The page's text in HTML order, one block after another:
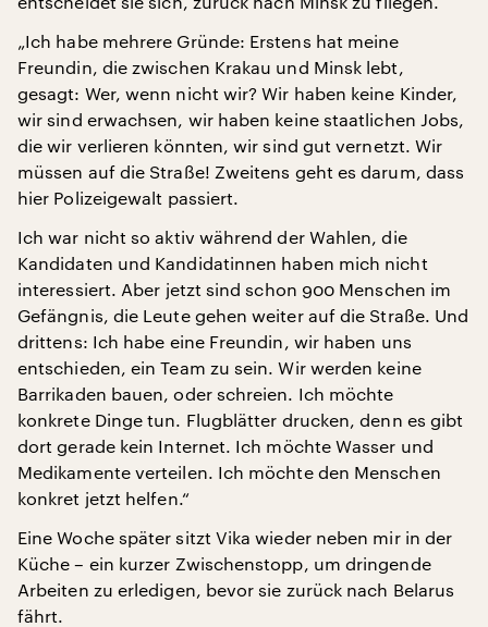
„Ich habe mehrere Gründe: Erstens hat meine
Freundin, die zwischen Krakau und Minsk lebt,
gesagt: Wer, wenn nicht wir? Wir haben keine Kinder,
wir sind erwachsen, wir haben keine staatlichen Jobs,
die wir verlieren könnten, wir sind gut vernetzt. Wir
müssen auf die Straße! Zweitens geht es darum, dass
hier Polizeigewalt passiert.
Ich war nicht so aktiv während der Wahlen, die
Kandidaten und Kandidatinnen haben mich nicht
interessiert. Aber jetzt sind schon 900 Menschen im
Gefängnis, die Leute gehen weiter auf die Straße. Und
drittens: Ich habe eine Freundin, wir haben uns
entschieden, ein Team zu sein. Wir werden keine
Barrikaden bauen, oder schreien. Ich möchte
konkrete Dinge tun. Flugblätter drucken, denn es gibt
dort gerade kein Internet. Ich möchte Wasser und
Medikamente verteilen. Ich möchte den Menschen
konkret jetzt helfen.“
Eine Woche später sitzt Vika wieder neben mir in der
Küche – ein kurzer Zwischenstopp, um dringende
Arbeiten zu erledigen, bevor sie zurück nach Belarus
fährt.